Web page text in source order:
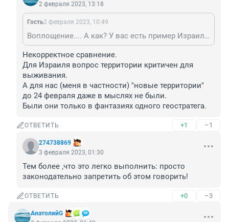
2 февраля 2023, 13:18
Гость2 февраля 2023, 10:49
Воплощение.... А как? У вас есть пример Израиля с "Железным куполом" И? нет обстрелов?
Некорректное сравнение.
Для Израиля вопрос территории критичен для
выживания.
А для нас (меня в частности) "новые территории"
до 24 февраля даже в мыслях не были.
Были они только в фантазиях одного геостратега.
ОТВЕТИТЬ +1 –1
274738869
3 февраля 2023, 01:30
Тем более ,что это легко выполнить: просто
законодательно запретить об этом говорить!
ОТВЕТИТЬ +0 –3
АнатолийG